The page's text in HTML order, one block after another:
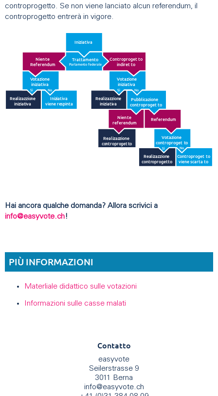
controprogetto. Se non viene lanciato alcun referendum, il
controprogetto entrerà in vigore.
Controproget to
viene scartato
Realizazzione
controprogetto
Iniziativa
viene respinta
Realizazzione
iniziativa
Realizazzione
controprogetto
Niente
referendum Referendum
Realizazzione
iniziativa
Pubblicazione
controprogetto
Votazione
iniziativa
Votazione
iniziativa
Iniziativa
Sì No Sì No
Votazione
controproget to
Sì No
Controprogetto
indiretto
Trattamento
Parlamentofederale
Niente
Referendum
Hai ancora qualche domanda? Allora scrivici a
info@easyvote.ch!
PIÙ INFORMAZIONI
Materliale didattico sulle votazioni
Informazioni sulle casse malati
Contatto
easyvote
Seilerstrasse 9
3011 Berna
info@easyvote.ch